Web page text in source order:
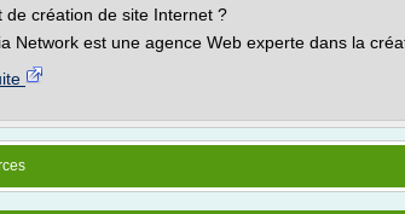
de création de site Internet ?
Network est une agence Web experte dans la